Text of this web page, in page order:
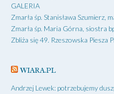
GALERIA
Zmarła śp. Stanisława Szumierz,
Zmarła śp. Maria Górna, siostra
Zbliża się 49. Rzeszowska Piesza
WIARA.PL
Andrzej Lewek: potrzebujemy